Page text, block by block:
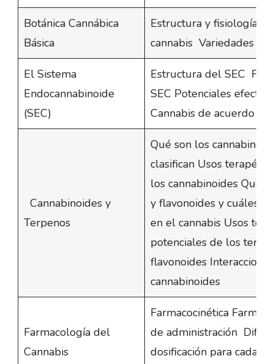
Botánica Cannábica
Básica
Estructura y fisiología
cannabis Variedades y
El Sistema
Endocannabinoide
(SEC)
Estructura del SEC
SEC Potenciales
Cannabis de acuerdo al
Cannabinoides y
Terpenos
Qué son los
clasifican Usos
los cannabinoides Qué
y flavonoides y cuáles
en el cannabis Usos
potenciales de los
flavonoides
cannabinoides
Farmacología del
Cannabis
Farmacocinética
de administración
dosificación para cada